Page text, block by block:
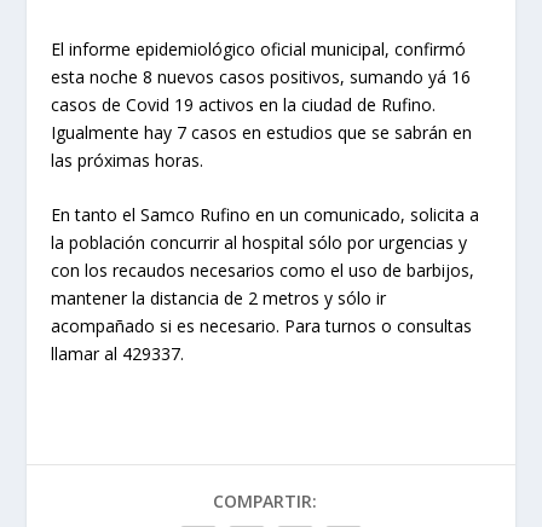
El informe epidemiológico oficial municipal, confirmó
esta noche 8 nuevos casos positivos, sumando yá 16
casos de Covid 19 activos en la ciudad de Rufino.
Igualmente hay 7 casos en estudios que se sabrán en
las próximas horas.
En tanto el Samco Rufino en un comunicado, solicita a
la población concurrir al hospital sólo por urgencias y
con los recaudos necesarios como el uso de barbijos,
mantener la distancia de 2 metros y sólo ir
acompañado si es necesario. Para turnos o consultas
llamar al 429337.
COMPARTIR: